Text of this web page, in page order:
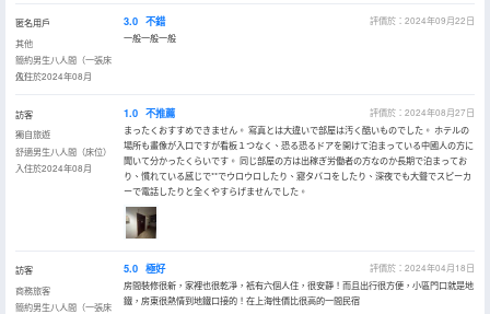
匿名用戶
其他
簡約男生八人間（一張床
位）
入住於2024年08月
3.0 不錯
評價於：2024年09月22日
一般一般一般
訪客
獨自旅遊
舒適男生八人間（床位）
入住於2024年08月
1.0 不推薦
評價於：2024年08月27日
まったくおすすめできません。 寫真とは大違いで部屋は汚く酷いものでした。 ホテルの
場所も畫像が入口ですが看板１つなく、恐る恐るドアを開けて泊まっている中國人の方に
聞いて分かったくらいです。 同じ部屋の方は出稼ぎ労働者の方なのか長期で泊まってお
り、慣れている感じで**でウロウロしたり、寢タバコをしたり、深夜でも大聲でスピーカ
ーで電話したりと全くやすらげませんでした。
訪客
商務旅客
簡約男生八人間（一張床
5.0 極好
評價於：2024年04月18日
房間裝修很新，家裡也很乾凈，衹有六個人住，很安靜！而且出行很方便，小區門口就是地
鐵，房東很熱情到地鐵口接的！在上海性價比很高的一間民宿